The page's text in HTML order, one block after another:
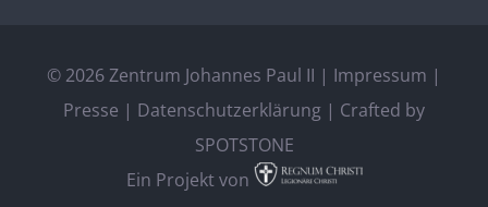
© 2026 Zentrum Johannes Paul II | Impressum |
Presse | Datenschutzerklärung | Crafted by
SPOTSTONE
Ein Projekt von